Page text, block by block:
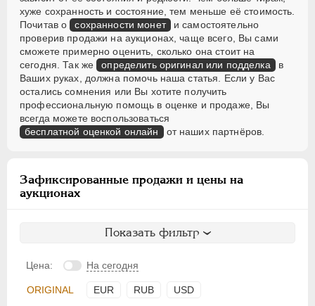
хуже сохранность и состояние, тем меньше её стоимость.
Почитав о сохранности монет и самостоятельно
проверив продажи на аукционах, чаще всего, Вы сами
сможете примерно оценить, сколько она стоит на
сегодня. Так же определить оригинал или подделка в
Ваших руках, должна помочь наша статья. Если у Вас
остались сомнения или Вы хотите получить
профессиональную помощь в оценке и продаже, Вы
всегда можете воспользоваться
бесплатной оценкой онлайн от наших партнёров.
Зафиксированные продажи и цены на
аукционах
Показать фильтр
Цена: На сегодня
ORIGINAL EUR RUB USD